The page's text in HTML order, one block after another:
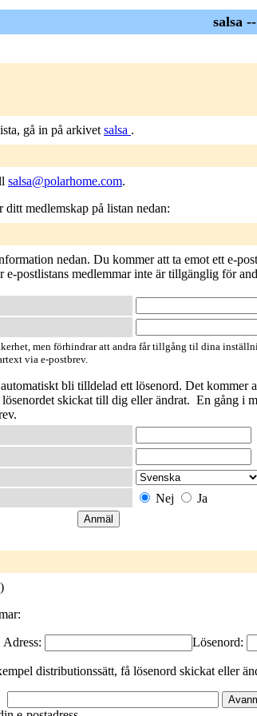
salsa --
gå in på arkivet salsa .
salsa@polarhome.com.
medlemskap på listan nedan:
nedan. Du kommer att ta emot ett e-
postlistans medlemmar inte är tillgänglig för
men förhindrar att andra får tillgång til dina
via e-postbrev.
bli tilldelad ett lösenord. Det kommer
skickat till dig eller ändrat. En gång i
Nej Ja
)
Adress: Lösenord:
distributionssätt, få lösenord skickat eller